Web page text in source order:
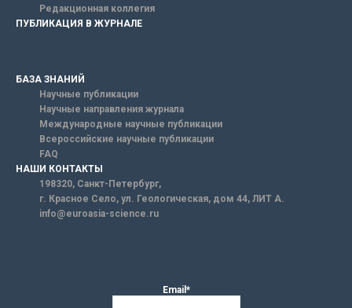
Редакционная коллегия
ПУБЛИКАЦИЯ В ЖУРНАЛЕ
БАЗА ЗНАНИЙ
Научные публикации
Научные направления журнала
Международные научные публикации
Всероссийские научные публикации
FAQ
НАШИ КОНТАКТЫ
198320, Санкт-Петербург,
г. Красное Село, ул. Геологическая, дом 44, ЛИТ А.
info@euroasia-science.ru
Email*